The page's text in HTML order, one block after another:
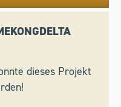
dieses Projekt